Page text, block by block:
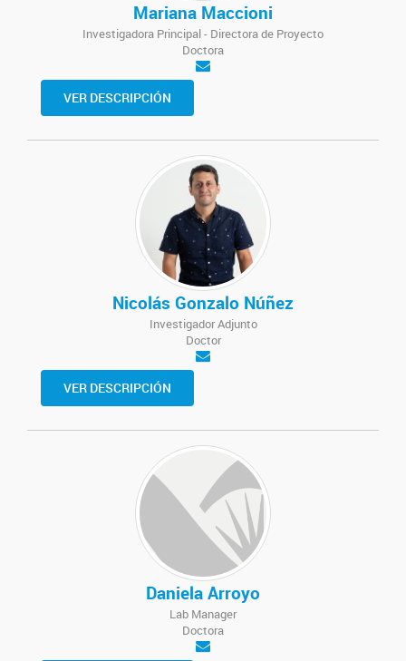
Mariana Maccioni
Investigadora Principal - Directora de Proyecto
Doctora
VER DESCRIPCIÓN
Nicolás Gonzalo Núñez
Investigador Adjunto
Doctor
VER DESCRIPCIÓN
Daniela Arroyo
Lab Manager
Doctora